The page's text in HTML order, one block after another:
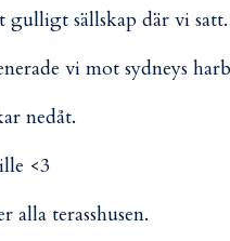
gulligt sällskap där vi satt.
vi mot sydneys
nedåt.
<3
alla terasshusen.